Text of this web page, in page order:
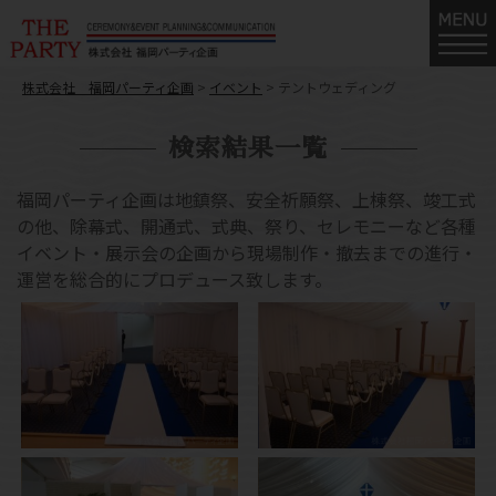
株式会社 福岡パーティ企画 > イベント > テントウェディング
検索結果一覧
福岡パーティ企画は地鎮祭、安全祈願祭、上棟祭、竣工式
の他、除幕式、開通式、式典、祭り、セレモニーなど各種
イベント・展示会の企画から現場制作・撤去までの進行・
運営を総合的にプロデュース致します。